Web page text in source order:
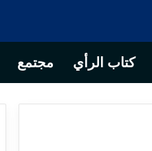
كتاب الرأي مجتمع